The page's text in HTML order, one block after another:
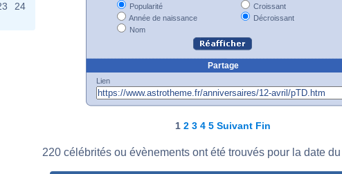
24
Popularité
Année de naissance
Nom
Croissant
Décroissant
Partage
Lien
1 2 3 4 5 Suivant Fin
220 célébrités ou évènements ont été trouvés pour la date